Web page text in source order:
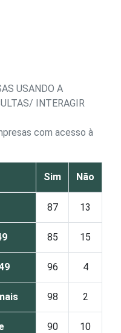
USANDO A
INTERAGIR
com acesso à
Sim Não
87 13
85 15
96 4
98 2
90 10